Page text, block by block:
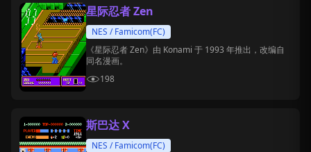
星际忍者 Zen
NES / Famicom(FC)
《星际忍者 Zen》由 Konami 于 1993 年推出，改编自
同名漫画。
198
斯巴达 X
NES / Famicom(FC)